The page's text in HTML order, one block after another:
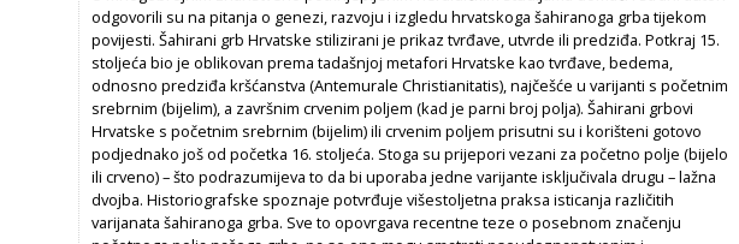
odgovorili su na pitanja o genezi, razvoju i izgledu hrvatskoga šahiranoga grba tijekom
povijesti. Šahirani grb Hrvatske stilizirani je prikaz tvrđave, utvrde ili predziđa. Potkraj 15.
stoljeća bio je oblikovan prema tadašnjoj metafori Hrvatske kao tvrđave, bedema,
odnosno predziđa kršćanstva (Antemurale Christianitatis), najčešće u varijanti s početnim
srebrnim (bijelim), a završnim crvenim poljem (kad je parni broj polja). Šahirani grbovi
Hrvatske s početnim srebrnim (bijelim) ili crvenim poljem prisutni su i korišteni gotovo
podjednako još od početka 16. stoljeća. Stoga su prijepori vezani za početno polje (bijelo
ili crveno) – što podrazumijeva to da bi uporaba jedne varijante isključivala drugu – lažna
dvojba. Historiografske spoznaje potvrđuje višestoljetna praksa isticanja različitih
varijanata šahiranoga grba. Sve to opovrgava recentne teze o posebnom značenju